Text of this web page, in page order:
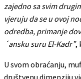
zajedno sa svim
vjeruju da se u ovoj
odredba, primanje
´ansku suru El-Kadr”,
U svom obraćanju,
društvenu dimenziju